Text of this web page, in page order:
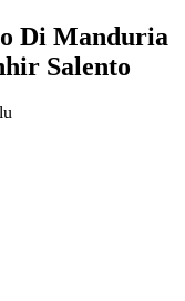
Di Manduria
Salento